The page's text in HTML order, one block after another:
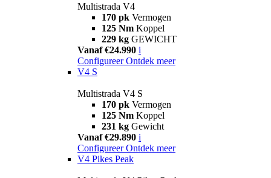
Multistrada V4
170 pk Vermogen
125 Nm Koppel
229 kg GEWICHT
Vanaf €24.990 i
Configureer Ontdek meer
V4 S
Multistrada V4 S
170 pk Vermogen
125 Nm Koppel
231 kg Gewicht
Vanaf €29.890 i
Configureer Ontdek meer
V4 Pikes Peak